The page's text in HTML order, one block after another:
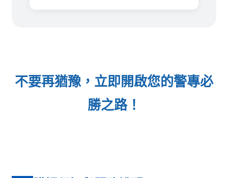
不要再猶豫，立即開啟您的警專必
勝之路！